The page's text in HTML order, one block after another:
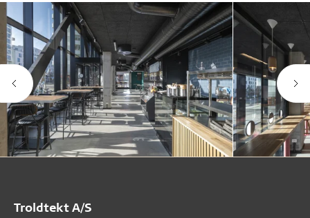
Troldtekt A/S